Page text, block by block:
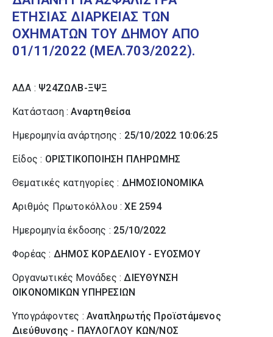
ΕΤΗΣΙΑΣ ΔΙΑΡΚΕΙΑΣ ΤΩΝ
ΟΧΗΜΑΤΩΝ ΤΟΥ ΔΗΜΟΥ ΑΠΟ
01/11/2022 (ΜΕΛ.703/2022).
ΑΔΑ : Ψ24ΖΩΛΒ-ΞΨΞ
Κατάσταση :Αναρτηθείσα
Ημερομηνία ανάρτησης : 25/10/2022 10:06:25
Είδος : ΟΡΙΣΤΙΚΟΠΟΙΗΣΗ ΠΛΗΡΩΜΗΣ
Θεματικές κατηγορίες : ΔΗΜΟΣΙΟΝΟΜΙΚΑ
Αριθμός Πρωτοκόλλου :ΧΕ 2594
Ημερομηνία έκδοσης : 25/10/2022
Φορέας : ΔΗΜΟΣ ΚΟΡΔΕΛΙΟΥ - ΕΥΟΣΜΟΥ
Οργανωτικές Μονάδες :ΔΙΕΥΘΥΝΣΗ
ΟΙΚΟΝΟΜΙΚΩΝ ΥΠΗΡΕΣΙΩΝ
Υπογράφοντες : Αναπληρωτής Προϊστάμενος
Διεύθυνσης - ΠΑΥΛΟΓΛΟΥ ΚΩΝ/ΝΟΣ